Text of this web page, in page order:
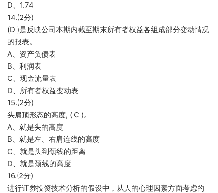
D、1.74
14.(2分)
(D )是反映公司本期内截至期末所有者权益各组成部分变动情况
的报表。
A、资产负债表
B、利润表
C、现金流量表
D、所有者权益变动表
15.(2分)
头肩顶形态的高度, ( C )。
A、就是头的高度
B、就是左、右肩连线的高度
C、就是头到颈线的距离
D、就是颈线的高度
16.(2分)
进行证券投资技术分析的假设中，从人的心理因素方面考虑的